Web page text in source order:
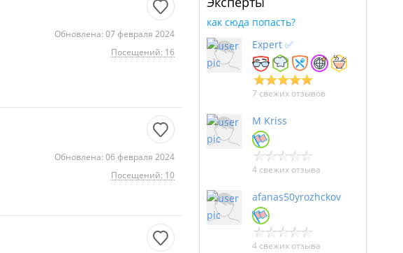
Обновлена: 07 февраля 2024
Посещений: 16
Обновлена: 06 февраля 2024
Посещений: 10
как сюда попасть?
Expert ✅
7 свежих отзывов
M Kriss
4 свежих отзыва
afanas50yrozhckov
4 свежих отзыва